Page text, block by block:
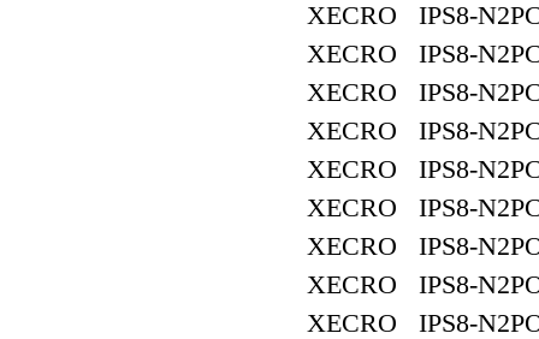
XECRO IPS8-
XECRO IPS8-
XECRO IPS8-
XECRO IPS8-
XECRO IPS8-
XECRO IPS8-
XECRO IPS8-
XECRO IPS8-
XECRO IPS8-